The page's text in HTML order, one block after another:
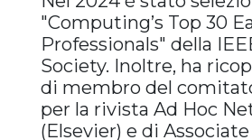
"Computing’s Top 30
Professionals" della
Society. Inoltre, ha
di membro del
per la rivista Ad Hoc
(Elsevier) e di